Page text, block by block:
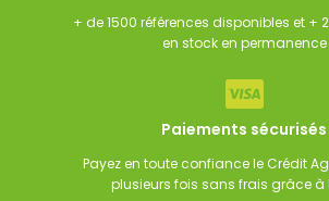
+ de 1500 références disponibles et +
en stock en permanence
Paiements sécurisés
Payez en toute confiance le Crédit
plusieurs fois sans frais grâce à